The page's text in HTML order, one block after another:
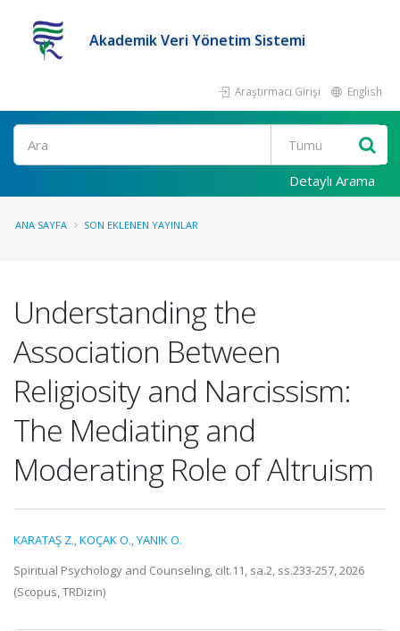
Akademik Veri Yönetim Sistemi
Araştırmacı Girişi English
Ara
Detaylı Arama
ANA SAYFA SON EKLENEN YAYINLAR
Understanding the
Association Between
Religiosity and Narcissism:
The Mediating and
Moderating Role of Altruism
KARATAŞ Z.,KOÇAK O.,YANIK O.
Spiritual Psychology and Counseling, cilt.11, sa.2, ss.233-257, 2026
(Scopus, TRDizin)